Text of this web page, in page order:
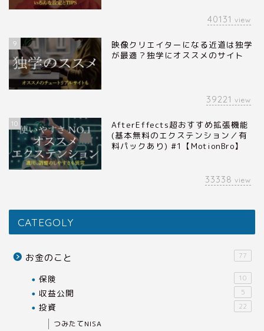
40131 view
9
映像クリエイターになる近道は独学
が最適？独学にオススメのサイト
39221 view
10
AfterEffects超おすすめ拡張機能
(基本無料のエクステンション／有
料パックあり) #1【MotionBro】
33338 view
CATEGOLY
お金のこと 77
保険 10
収益公開 5
投資 22
つみたてNISA